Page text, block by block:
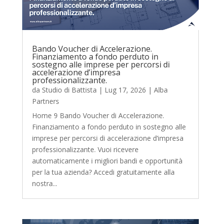
Bando Voucher di Accelerazione.
Finanziamento a fondo perduto in
sostegno alle imprese per percorsi di
accelerazione d’impresa
professionalizzante.
da Studio di Battista | Lug 17, 2026 | Alba
Partners
Home 9 Bando Voucher di Accelerazione.
Finanziamento a fondo perduto in sostegno alle
imprese per percorsi di accelerazione d’impresa
professionalizzante. Vuoi ricevere
automaticamente i migliori bandi e opportunità
per la tua azienda? Accedi gratuitamente alla
nostra...